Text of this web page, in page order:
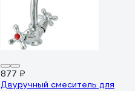
877 ₽
Двуручный смеситель для